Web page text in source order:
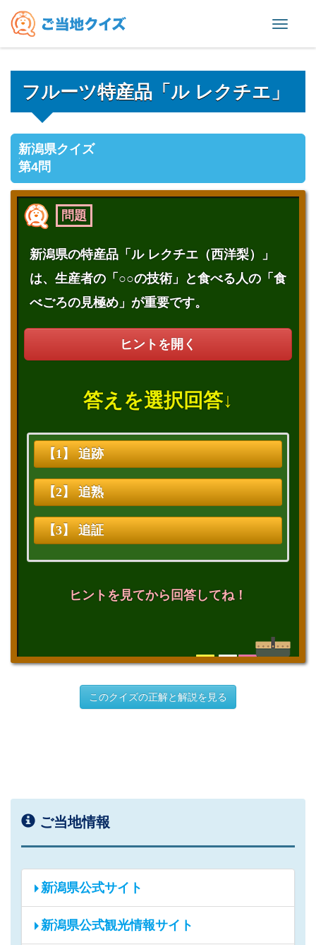
Toggle
フルーツ特産品「ル レクチエ」
新潟県クイズ
第4問
問題
新潟県の特産品「ル レクチエ（西洋梨）」
は、生産者の「○○の技術」と食べる人の「食
べごろの見極め」が重要です。
ヒントを開く
答えを選択回答↓
【1】 追跡
【2】 追熟
【3】 追証
ヒントを見てから回答してね！
このクイズの正解と解説を見る
ご当地情報
新潟県公式サイト
新潟県公式観光情報サイト